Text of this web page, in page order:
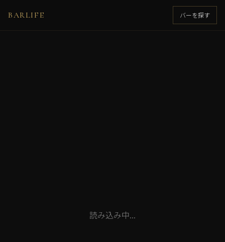
BARLIFE バーを探す
読み込み中...